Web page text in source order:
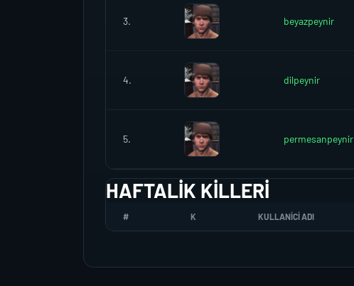
3. beyazpeynir
4. dilpeynir
5. permesanpeynir
HAFTALIK KILLERI
# K KULLANICI ADI